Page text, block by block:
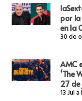
por la
en la
30 de
AMC
‘The
27
13 Jul